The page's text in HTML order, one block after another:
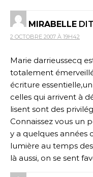
MIRABELLE
2 OCTOBRE 2007 À 19H42
Marie darrieussecq
totalement
écriture
celles qui arrivent à
lisent sont des
Connaissez vous un
y a quelques années
lumière au temps des
là aussi, on se sent